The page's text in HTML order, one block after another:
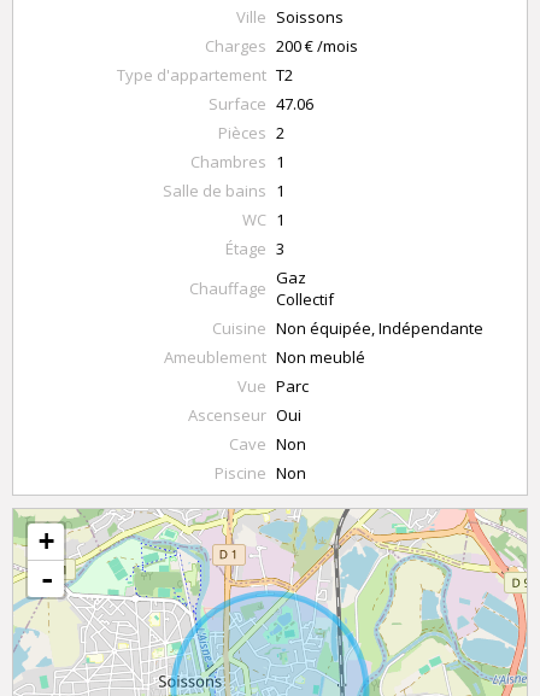
Ville Soissons
Charges 200 € /mois
Type d'appartement T2
Surface 47.06
Pièces 2
Chambres 1
Salle de bains 1
WC 1
Étage 3
Chauffage Gaz
Collectif
Cuisine Non équipée, Indépendante
Ameublement Non meublé
Vue Parc
Ascenseur Oui
Cave Non
Piscine Non
+
-